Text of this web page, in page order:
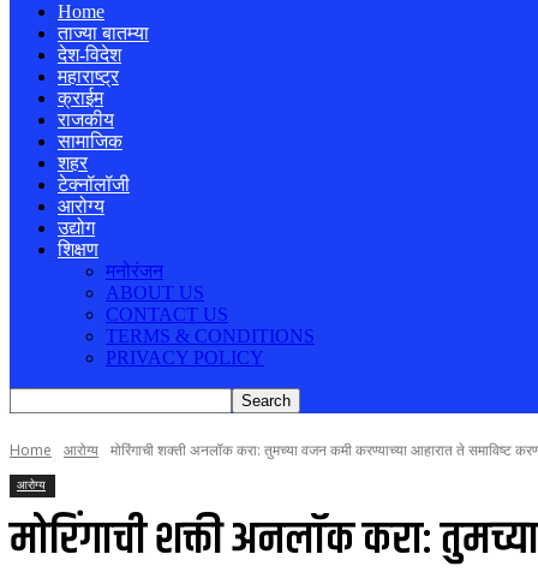
Home
ताज्या बातम्या
देश-विदेश
महाराष्ट्र
क्राईम
राजकीय
सामाजिक
शहर
टेक्नॉलॉजी
आरोग्य
उद्योग
शिक्षण
मनोरंजन
ABOUT US
CONTACT US
TERMS & CONDITIONS
PRIVACY POLICY
Home आरोग्य मोरिंगाची शक्ती अनलॉक करा: तुमच्या वजन कमी करण्याच्या आहारात ते समाविष्ट
आरोग्य
मोरिंगाची शक्ती अनलॉक करा: